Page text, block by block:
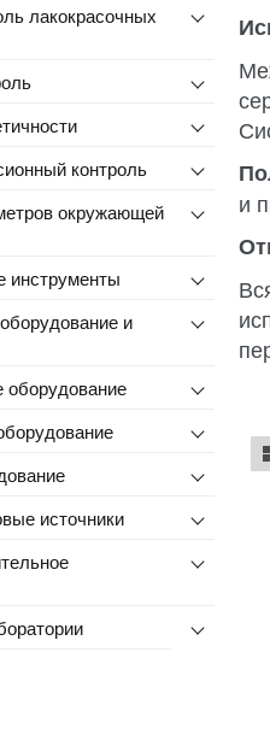
лакокрасочных
контроль
окружающей
инструменты
и
оборудование
источники
и